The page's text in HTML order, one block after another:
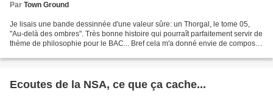
Par Town Ground
Je lisais une bande dessinnée d'une valeur sûre: un Thorgal, le tome 05,
"Au-delà des ombres". Très bonne histoire qui pourraît parfaitement servir de
thème de philosophie pour le BAC... Bref cela m'a donné envie de composer
Ecoutes de la NSA, ce que ça cache...